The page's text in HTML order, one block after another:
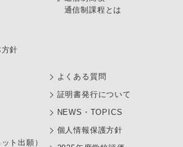
針
通信制課程とは
ト出願）
よくある質問
証明書発行について
NEWS・TOPICS
個人情報保護方針